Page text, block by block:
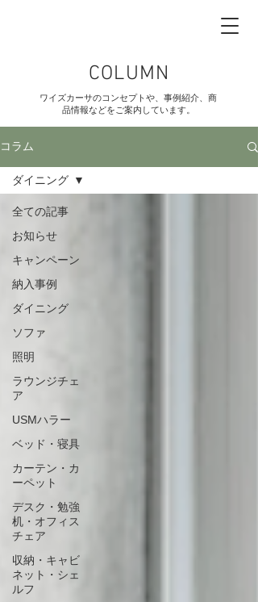
COLUMN
ワイズカーサのコンセプトや、事例紹介、商
品情報などをご案内しています。
コラム
全ての記事
お知らせ
キャンペーン
納入事例
ダイニング
ソファ
照明
ラウンジチェ
ア
USMハラー
ベッド・寝具
カーテン・カ
ーペット
デスク・勉強
机・オフィス
チェア
収納・キャビ
ネット・シェ
ルフ
ダイニング